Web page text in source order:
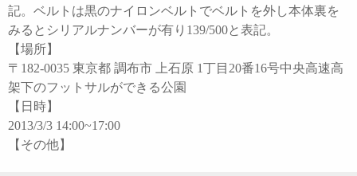
記。ベルトは黒のナイロンベルトでベルトを外し本体裏を
みるとシリアルナンバーが有り139/500と表記。
【場所】
〒182-0035 東京都 調布市 上石原 1丁目20番16号中央高速高
架下のフットサルができる公園
【日時】
2013/3/3 14:00~17:00
【その他】